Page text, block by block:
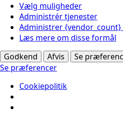
Vælg muligheder
Administrér tjenester
Administrer
Læs mere om disse formål
Godkend
Afvis Se
Se præferencer
Cookiepolitik